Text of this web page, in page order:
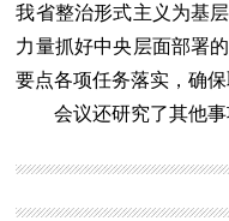
我省整治形式主义为基
力量抓好中央层面部署
要点各项任务落实，确
会议还研究了其他事